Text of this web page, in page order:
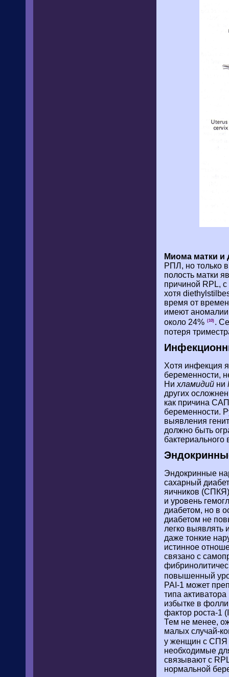
Миома матки и
РПЛ, но только
полость матки
причиной RPL,
хотя
время от
имеют аномалии
около 24% (10) .
потеря
Хотя инфекция
беременности,
Ни хламидий ни
других
как причина
беременности.
выявления
должно быть
Эндокринные
сахарный
яичников
и уровень
диабетом, но в
диабетом не
легко выявлять
даже тонкие
истинное
связано с
повышенный
PAI-1 может
типа
избытке в
фактор роста-1
Тем не менее,
малых случай-
у женщин с СПЯ
необходимые
связывают с
нормальной